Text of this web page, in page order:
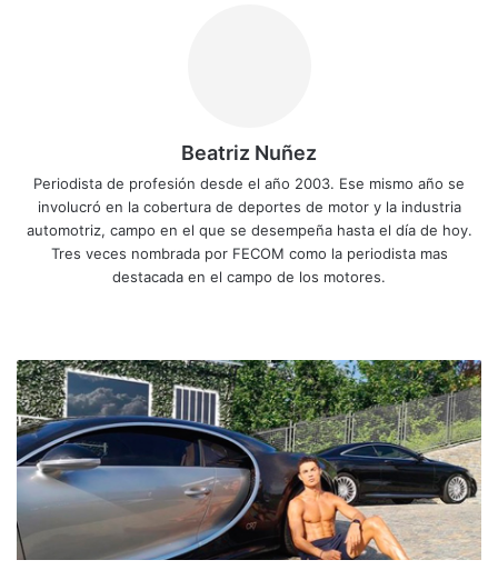
Beatriz Nuñez
Periodista de profesión desde el año 2003. Ese mismo año se
involucró en la cobertura de deportes de motor y la industria
automotriz, campo en el que se desempeña hasta el día de hoy.
Tres veces nombrada por FECOM como la periodista mas
destacada en el campo de los motores.
Ronaldo,
un
Bugatti
Centodieci
por
título
de
la